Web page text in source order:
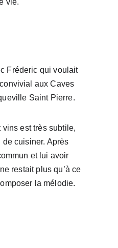
vie.
Fréderic qui voulait
aux Caves
Saint Pierre.
vins est très subtile,
cuisiner. Après
et lui avoir
restait plus qu’à ce
la mélodie.